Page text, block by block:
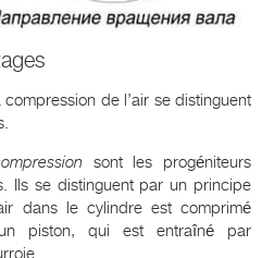
de l’air se distinguent
sont les progéniteurs
Ils se distinguent par un principe
dans le cylindre est comprimé
piston, qui est entraîné par